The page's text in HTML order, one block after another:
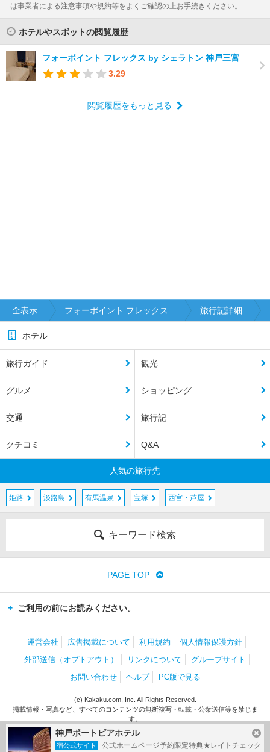
は事業者による注意事項や規約等をよくご確認の上お手続きください。
ホテルやスポットの閲覧履歴
フォーポイント フレックス by シェラトン 神戸三宮
3.29
閲覧履歴をもっと見る
神戸ポートピアホテル
宿公式サイト 公式ホームページ予約限定特典★レイトチェック
全表示 フォーポイント フレックス.. 旅行記詳細
ホテル
旅行ガイド 観光
グルメ ショッピング
交通 旅行記
クチコミ Q&A
人気の旅行先
姫路 淡路島 有馬温泉 宝塚 西宮・芦屋
キーワード検索
PAGE TOP
ご利用の前にお読みください。
運営会社 広告掲載について 利用規約
個人情報保護方針
外部送信（オプトアウト）
リンクについて
グループサイト
お問い合わせ
ヘルプ PC版で見る
(c) Kakaku.com, Inc. All Rights Reserved.
掲載情報・写真など、すべてのコンテンツの無断複写・転載・公衆送信等を禁じま
す。